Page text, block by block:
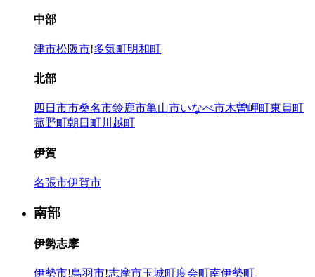
中部
津市松阪市!多気町明和町
北部
四日市市桑名市鈴鹿市亀山市いなべ市木曽岬町東員町
菰野町朝日町川越町
伊賀
名張市伊賀市
南部
伊勢志摩
伊勢市!鳥羽市!志摩市玉城町度会町南伊勢町